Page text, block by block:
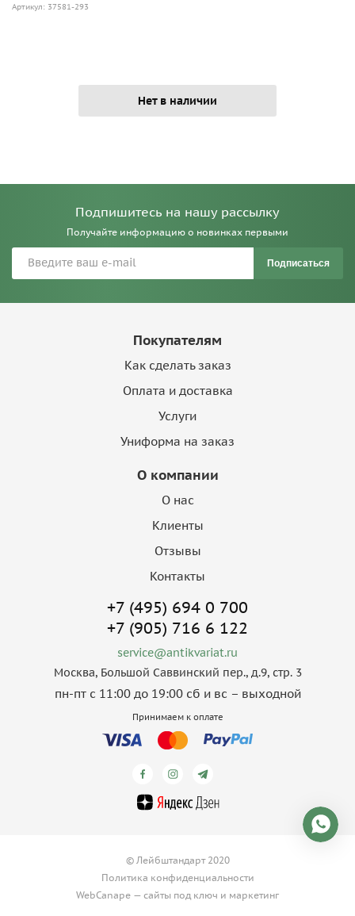
Артикул: 37581-293
Нет в наличии
Подпишитесь на нашу рассылку
Получайте информацию о новинках первыми
Подписаться
Покупателям
Как сделать заказ
Оплата и доставка
Услуги
Униформа на заказ
О компании
О нас
Клиенты
Отзывы
Контакты
+7 (495) 694 0 700
+7 (905) 716 6 122
service@antikvariat.ru
Москва, Большой Саввинский пер., д.9, стр. 3
пн-пт с 11:00 до 19:00 сб и вс – выходной
Принимаем к оплате
© Лейбштандарт 2020
Политика конфиденциальности
WebCanape — сайты под ключ и маркетинг